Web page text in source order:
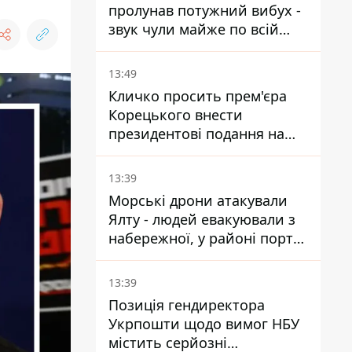
пролунав потужний вибух -
звук чули майже по всій
області
13:49
Кличко просить прем'єра
Корецького внести
президентові подання на
звільнення володаря
Троєщини Бахматова
13:39
Морські дрони атакували
Ялту - людей евакуювали з
набережної, у районі порту
повідомляють про пожежу
13:39
Позиція гендиректора
Укрпошти щодо вимог НБУ
містить серйозні